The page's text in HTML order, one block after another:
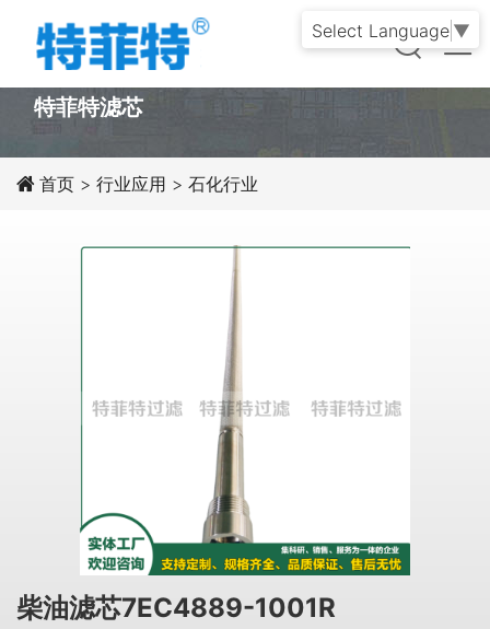
PRODUCT
特菲特滤芯
首页 > 行业应用 > 石化行业
柴油滤芯7EC4889-1001R
Select Language ▼